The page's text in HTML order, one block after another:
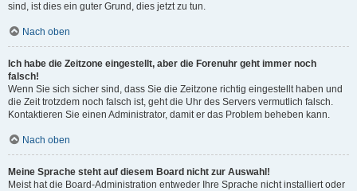
sind, ist dies ein guter Grund, dies jetzt zu tun.
Nach oben
Ich habe die Zeitzone eingestellt, aber die Forenuhr geht immer noch
falsch!
Wenn Sie sich sicher sind, dass Sie die Zeitzone richtig eingestellt haben und
die Zeit trotzdem noch falsch ist, geht die Uhr des Servers vermutlich falsch.
Kontaktieren Sie einen Administrator, damit er das Problem beheben kann.
Nach oben
Meine Sprache steht auf diesem Board nicht zur Auswahl!
Meist hat die Board-Administration entweder Ihre Sprache nicht installiert oder